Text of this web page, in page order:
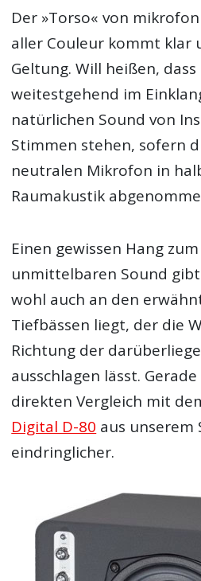
Der »Torso« von
aller Couleur kommt klar
Geltung. Will heißen,
weitestgehend im
natürlichen Sound von
Stimmen stehen, sofern
neutralen Mikrofon in
Raumakustik
Einen gewissen Hang
unmittelbaren Sound
wohl auch an den
Tiefbässen liegt, der die
Richtung der
ausschlagen lässt.
direkten Vergleich mit
Digital D-80 aus unserem
eindringlicher.